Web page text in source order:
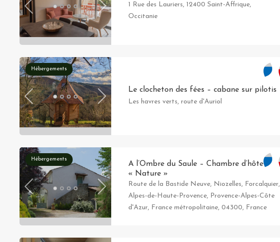
1 Rue des Lauriers, 12400 Saint-Affrique,
Occitanie
Hébergements
Le clocheton des fées – cabane sur pilotis
Les havres verts, route d'Auriol
Hébergements
A l’Ombre du Saule – Chambre d’hôte
« Nature »
Route de la Bastide Neuve, Niozelles, Forcalquier,
Alpes-de-Haute-Provence, Provence-Alpes-Côte
d'Azur, France métropolitaine, 04300, France